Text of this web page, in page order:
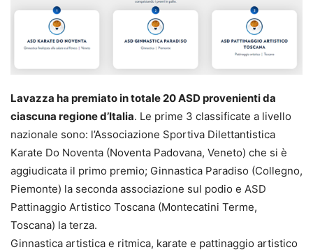
Lavazza ha premiato in totale 20 ASD provenienti da
ciascuna regione d’Italia. Le prime 3 classificate a livello
nazionale sono: l’Associazione Sportiva Dilettantistica
Karate Do Noventa (Noventa Padovana, Veneto) che si è
aggiudicata il primo premio; Ginnastica Paradiso (Collegno,
Piemonte) la seconda associazione sul podio e ASD
Pattinaggio Artistico Toscana (Montecatini Terme,
Toscana) la terza.
Ginnastica artistica e ritmica, karate e pattinaggio artistico